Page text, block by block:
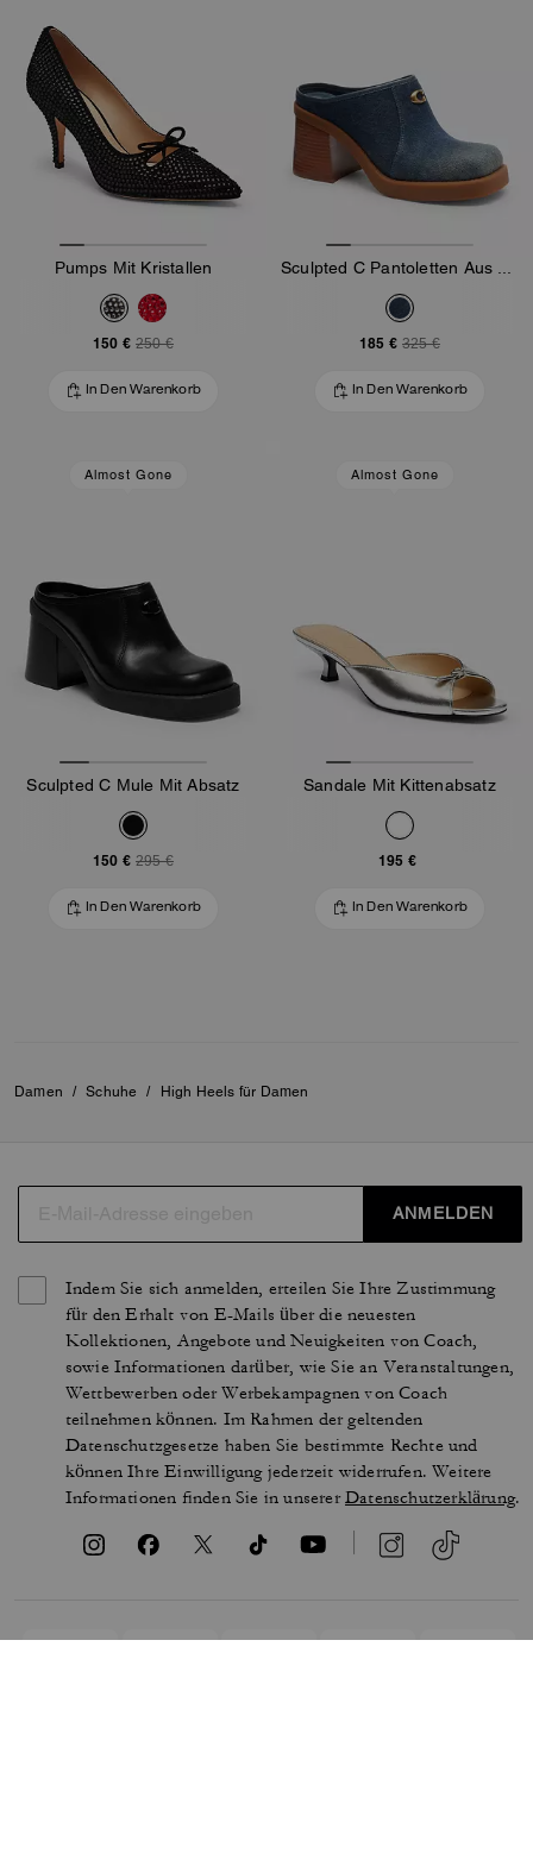
Pumps Mit Kristallen
150 € 250 €
In Den Warenkorb
185 € 325 €
In Den Warenkorb
Almost Gone
Sculpted C Mule Mit Absatz
150 € 295 €
In Den Warenkorb
Almost Gone
Sandale Mit Kittenabsatz
195 €
In Den Warenkorb
Damen / Schuhe / High Heels für Damen
ANMELDEN
Indem Sie sich anmelden, erteilen Sie Ihre Zustimmung
für den Erhalt von E-Mails über die neuesten
Kollektionen, Angebote und Neuigkeiten von Coach,
sowie Informationen darüber, wie Sie an Veranstaltungen,
Wettbewerben oder Werbekampagnen von Coach
teilnehmen können. Im Rahmen der geltenden
Datenschutzgesetze haben Sie bestimmte Rechte und
können Ihre Einwilligung jederzeit widerrufen. Weitere
Informationen finden Sie in unsererDatenschutzerklärung.